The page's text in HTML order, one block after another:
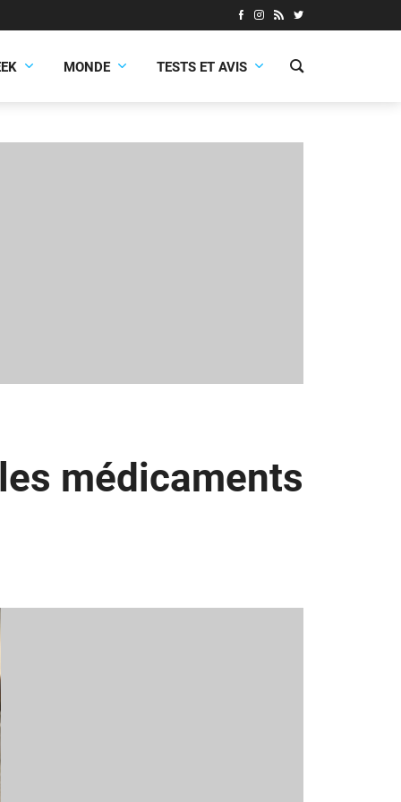
MONDE TESTS ET AVIS
médicaments